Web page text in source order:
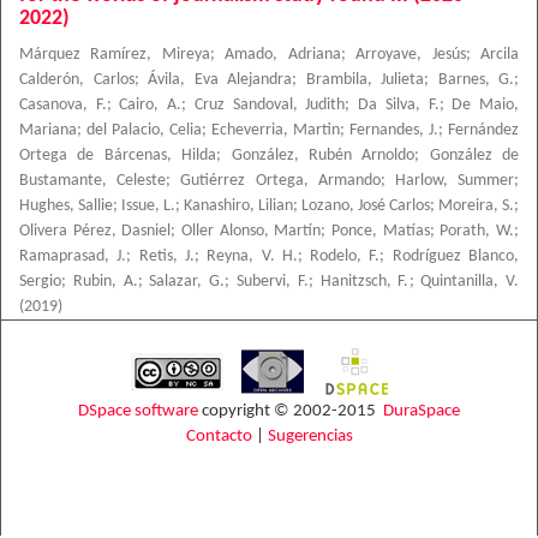
2022)
Márquez Ramírez, Mireya;Amado, Adriana;Arroyave, Jesús;Arcila
Calderón, Carlos; Ávila, Eva Alejandra; Brambila, Julieta; Barnes, G.;
Casanova, F.;Cairo, A.; Cruz Sandoval, Judith; Da Silva, F.;
De Maio,
Mariana; del Palacio, Celia; Echeverria, Martin; Fernandes, J.; Fernández
Ortega de Bárcenas, Hilda; González, Rubén Arnoldo; González de
Bustamante, Celeste;Gutiérrez Ortega, Armando; Harlow, Summer;
Hughes, Sallie; Issue, L.; Kanashiro, Lilian; Lozano, José Carlos; Moreira, S.;
Olivera Pérez, Dasniel ;Oller Alonso, Martín; Ponce, Matías; Porath, W.;
Ramaprasad, J.; Retis, J.; Reyna, V. H.; Rodelo, F.;
Rodríguez Blanco,
Sergio; Rubin, A.;Salazar, G.;Subervi, F.; Hanitzsch, F. ;Quintanilla, V.
(2019)
DSpace software copyright © 2002-2015 DuraSpace
Contacto| Sugerencias